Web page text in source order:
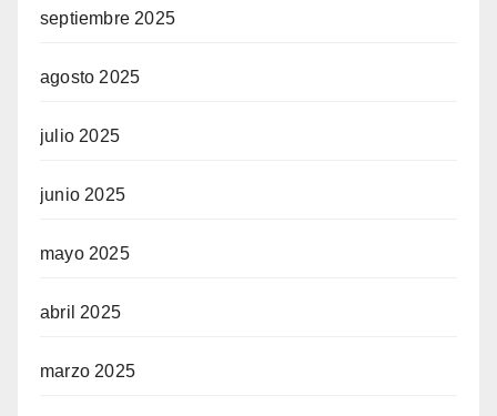
septiembre 2025
agosto 2025
julio 2025
junio 2025
mayo 2025
abril 2025
marzo 2025